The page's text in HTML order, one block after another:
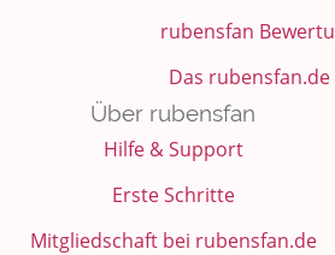
rubensfan
Das rubensfan.de
Über rubensfan
Hilfe & Support
Erste Schritte
Mitgliedschaft bei rubensfan.de